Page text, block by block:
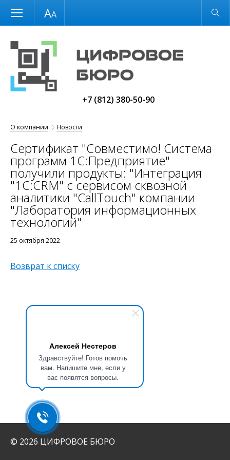
Алексей Нестеров
Здравствуйте! Готов помочь
вам. Напишите мне, если у
вас появятся вопросы.
Размер шрифта Обычная версия
+7 (812) 380-50-90
О компании Новости
Сертификат "Совместимо! Система
программ 1С:Предприятие"
получили продукты: "Интеграция
"1С:CRM" с сервисом сквозной
аналитики "CallTouch" компании
"Лаборатория информационных
технологий"
25 октября 2022
Возврат к списку
© 2026 ЦИФРОВОЕ БЮРО